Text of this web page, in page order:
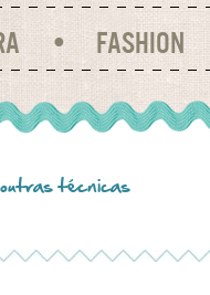
FASHION
outras técnicas